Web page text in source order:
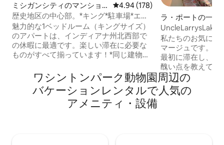
ミシガンシティのマンショ
ン・アパート
レビュー178件、5つ星中4.94つ
4.94 (178)
歴史地区の中心部。*キング*駐車場*エア
コン*#1
魅力的な1ベッドルーム（キングサイズ）
のアパートは、インディアナ州北西部で
の休暇に最適です。楽しい滞在に必要な
ものがすべて揃っています！*同じ建物内
*。ライトハウス・アウトレット、レスト
ラン、カジノ、醸造所、インディアナ・
デューンズ国立公園＆州立公園（7～11.3
マイル）、ワシントン・パーク（1.4マイ
ル）などの近くにあります！サウスショ
ラ・ポートの一軒
ク卓球
私たちのお気に入
マージュです。彼
最初に滞在し、良
醜い点を教えてく
私たちはあなたの
調整することが
装された湖畔の家
ワシントンパーク動物園⁠周⁠辺⁠の
バ⁠ケ⁠ー⁠シ⁠ョ⁠ン⁠レ⁠ン⁠タ⁠ル⁠で人⁠気⁠の
ア⁠メ⁠ニ⁠テ⁠ィ⁠・⁠設⁠備